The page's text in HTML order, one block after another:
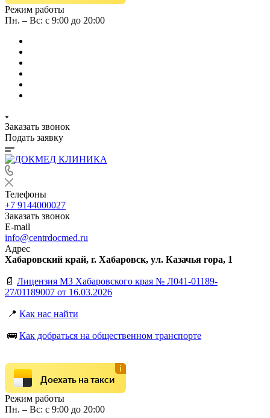
Режим работы
Пн. – Вс: с 9:00 до 20:00
Заказать звонок
Подать заявку
Телефоны
+7 9144000027
Заказать звонок
E-mail
info@centrdocmed.ru
Адрес
Хабаровский край, г. Хабаровск, ул. Казачья гора, 1
📄 Лицензия МЗ Хабаровского края № Л041-01189-
27/01189007 от 16.03.2026
📍 Как нас найти
🚌 Как добраться на общественном транспорте
Доехать на такси
Режим работы
Пн. – Вс: с 9:00 до 20:00